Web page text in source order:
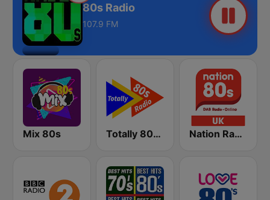
80s Radio
107.9 FM
Mix 80s Totally 80s Radio Nation Radio 80s